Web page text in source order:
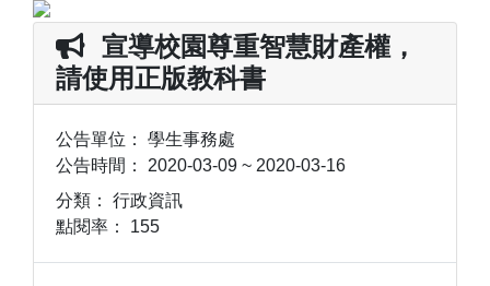
宣導校園尊重智慧財產權，
請使用正版教科書
公告單位： 學生事務處
公告時間： 2020-03-09 ~ 2020-03-16
分類： 行政資訊
點閱率： 155